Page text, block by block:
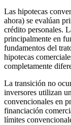
Las hipotecas
ahora) se evalúan
crédito personales.
principalmente en
fundamentos del
hipotecas
completamente
La transición no
inversores utilizan
convencionales en
financiación
límites